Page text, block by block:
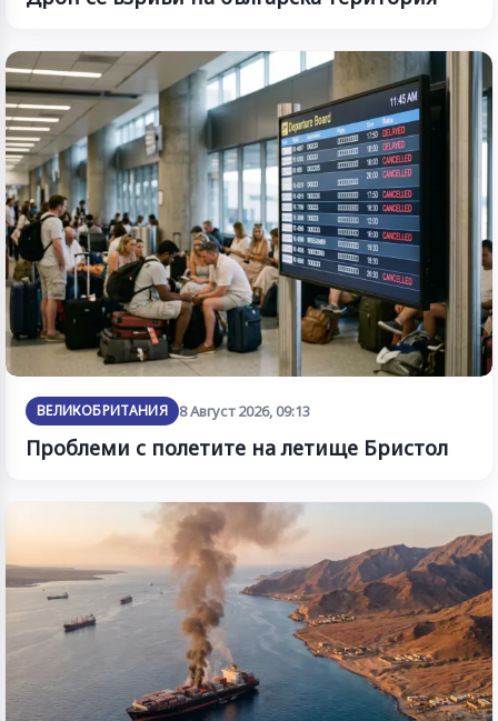
ВЕЛИКОБРИТАНИЯ 8 Август 2026, 09:13
Проблеми с полетите на летище Бристол